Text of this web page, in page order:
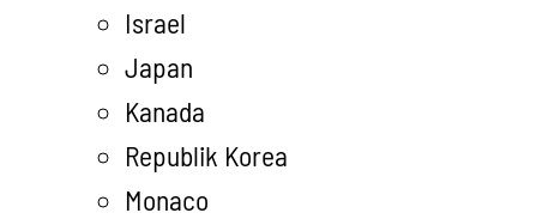
Israel
Japan
Kanada
Republik Korea
Monaco